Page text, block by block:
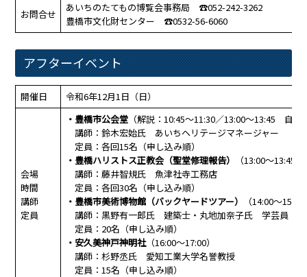
お問合せ
あいちのたてもの博覧会事務局 ☎052-242-3262
豊橋市文化財センター ☎0532-56-6060
アフターイベント
開催日 令和6年12月1日（日）
会場
時間
講師
定員
・豊橋市公会堂（解説：10:45～11:30／13:00～13:45 自由
講師：鈴木宏始氏 あいちヘリテージマネージャー
定員：各回15名（申し込み順）
・豊橋ハリストス正教会（聖堂修理報告）
（13:00～13:45
講師：藤井智規氏 魚津社寺工務店
定員：各回30名（申し込み順）
・豊橋市美術博物館（バックヤードツアー）
（14:00～15:30
講師：黒野有一郎氏 建築士・丸地加奈子氏 学芸員
定員：20名（申し込み順）
・安久美神戸神明社（16:00～17:00）
講師：杉野丞氏 愛知工業大学名誉教授
定員：15名（申し込み順）